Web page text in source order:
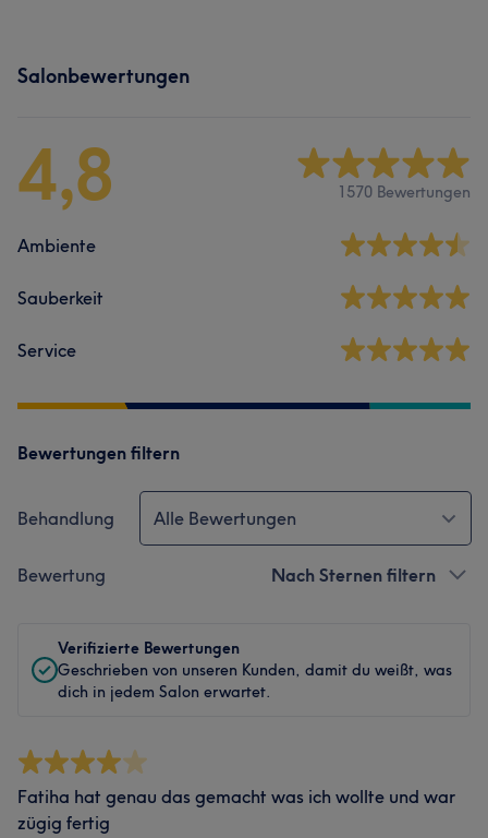
Salonbewertungen
4,8 1570 Bewertungen
Ambiente
Sauberkeit
Service
Bewertungen filtern
Behandlung Alle Bewertungen
Bewertung Nach Sternen filtern
Verifizierte Bewertungen
Geschrieben von unseren Kunden, damit du weißt, was
dich in jedem Salon erwartet.
Fatiha hat genau das gemacht was ich wollte und war
zügig fertig